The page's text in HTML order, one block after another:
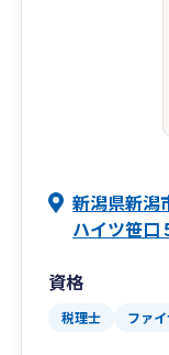
新潟県新潟
ハイツ笹口
資格
税理士 ファ